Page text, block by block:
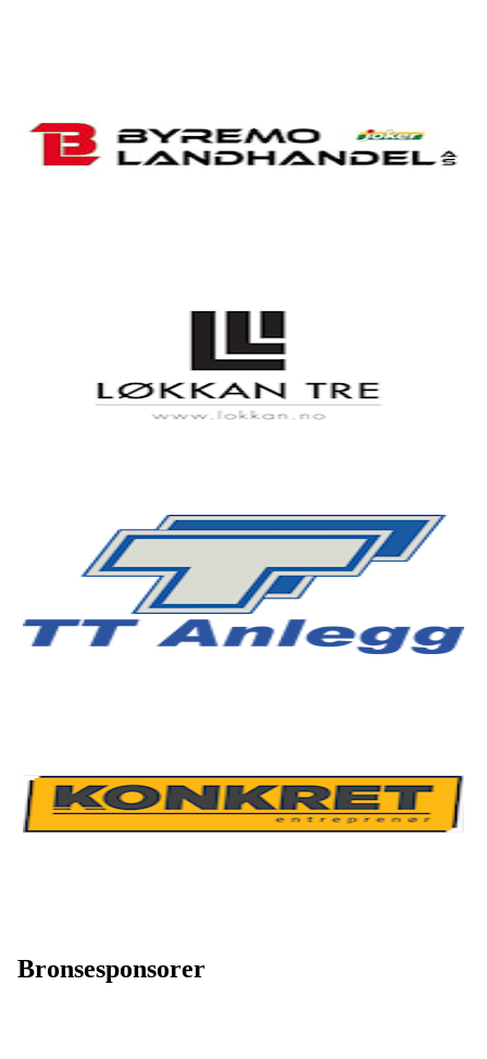
Bronsesponsorer